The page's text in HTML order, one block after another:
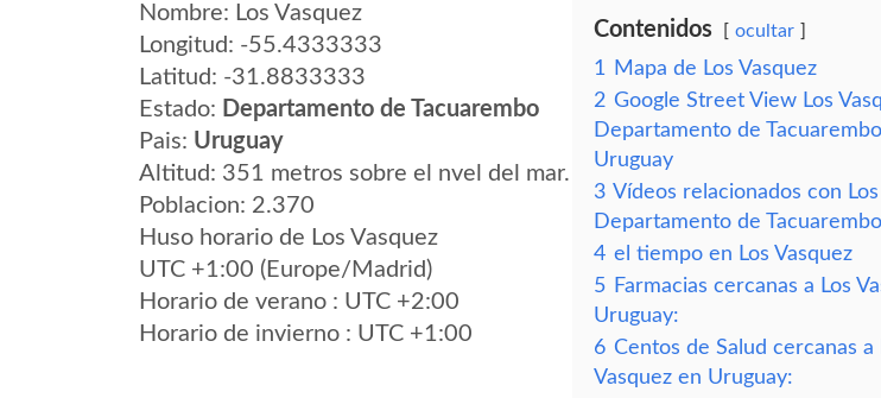
Nombre: Los Vasquez
Longitud: -55.4333333
Latitud: -31.8833333
Estado: Departamento de Tacuarembo
Pais: Uruguay
Altitud: 351 metros sobre el nvel del mar.
Poblacion: 2.370
Huso horario de Los Vasquez
UTC +1:00 (Europe/Madrid)
Horario de verano : UTC +2:00
Horario de invierno : UTC +1:00
Contenidos ocultar
1
Mapa de Los Vasquez
2 Google Street View Los
Departamento de
Uruguay
3 Vídeos relacionados con
Departamento de Tacuarembo
4 el tiempo en Los Vasquez
5 Farmacias cercanas a Los
Uruguay:
6 Centos de Salud cercanas a
Vasquez en Uruguay: